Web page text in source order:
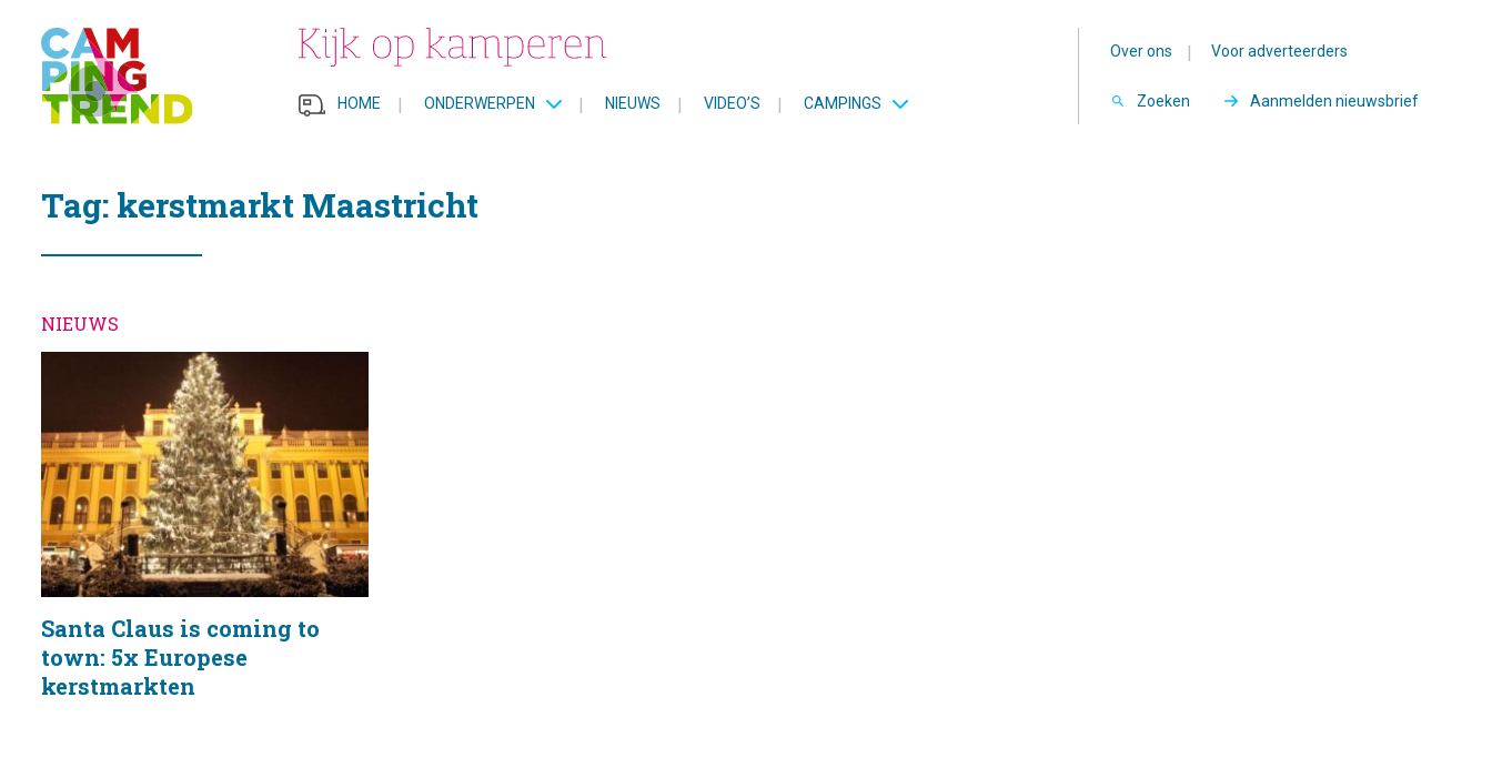
HOME | ONDERWERPEN | NIEUWS | VIDEO’S | CAMPINGS
Over ons | Voor adverteerders
Zoeken Aanmelden nieuwsbrief
Tag: kerstmarkt Maastricht
NIEUWS
Santa Claus is coming to
town: 5x Europese
kerstmarkten